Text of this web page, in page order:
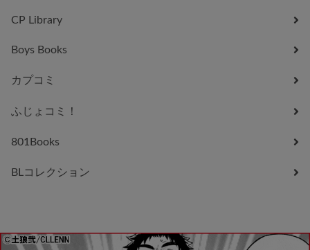
CP Library
Boys Books
カプコミ
ふじょコミ！
801Books
BLコレクション